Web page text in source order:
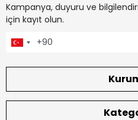
Kampanya, duyuru ve
için kayıt olun.